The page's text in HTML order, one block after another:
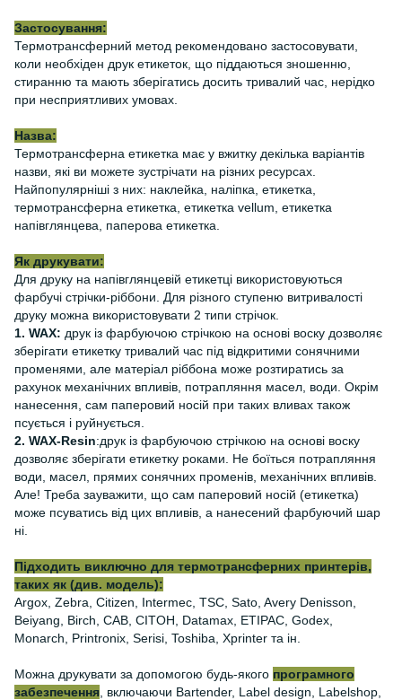
Застосування:
Термотрансферний метод рекомендовано застосовувати,
коли необхіден друк етикеток, що піддаються зношенню,
стиранню та мають зберігатись досить тривалий час, нерідко
при несприятливих умовах.
Назва:
Термотрансферна етикетка має у вжитку декілька варіантів
назви, які ви можете зустрічати на різних ресурсах.
Найпопулярніші з них: наклейка, наліпка, етикетка,
термотрансферна етикетка, етикетка vellum, етикетка
напівглянцева, паперова етикетка.
Як друкувати:
Для друку на напівглянцевій етикетці використовуються
фарбучі стрічки-ріббони. Для різного ступеню витривалості
друку можна використовувати 2 типи стрічок.
1. WAX: друк із фарбуючою стрічкою на основі воску дозволяє
зберігати етикетку тривалий час під відкритими сонячними
променями, але матеріал ріббона може розтиратись за
рахунок механічних впливів, потрапляння масел, води. Окрім
нанесення, сам паперовий носій при таких вливах також
псується і руйнується.
2. WAX-Resin:друк із фарбуючою стрічкою на основі воску
дозволяє зберігати етикетку роками. Не боїться потрапляння
води, масел, прямих сонячних променів, механічних впливів.
Але! Треба зауважити, що сам паперовий носій (етикетка)
може псуватись від цих впливів, а нанесений фарбуючий шар
ні.
Підходить виключно для термотрансферних принтерів,
таких як (див. модель):
Argox, Zebra, Citizen, Intermec, TSC, Sato, Avery Denisson,
Beiyang, Birch, CAB, CITOH, Datamax, ETIPAC, Godex,
Monarch, Printronix, Serisi, Toshiba, Xprinter та ін.
Можна друкувати за допомогою будь-якого програмного
забезпечення , включаючи Bartender, Label design, Labelshop,